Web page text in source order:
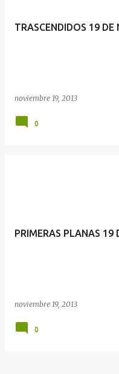
TRASCENDID​OS 19 DE
noviembre 19, 2013
0
PRIMERAS PLANAS 19
noviembre 19, 2013
0